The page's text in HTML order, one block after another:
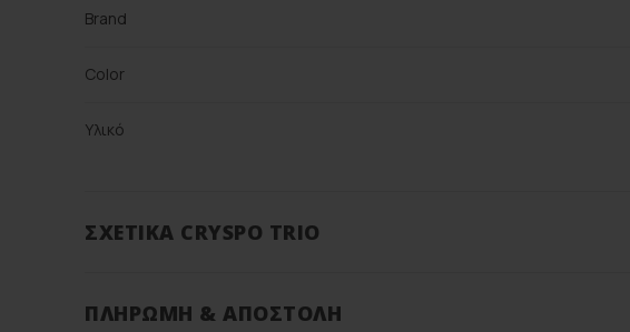
Brand
Color
Υλικό
ΣΧΕΤΙΚΆ CRYSPO TRIO
ΠΛΗΡΩΜΉ & ΑΠΟΣΤΟΛΉ